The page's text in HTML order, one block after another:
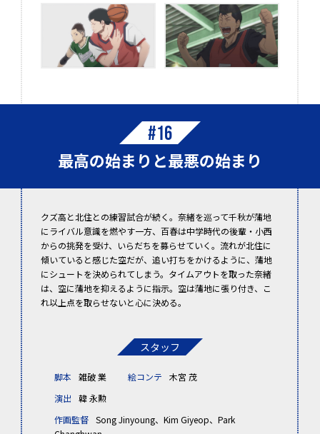
#16
最高の始まりと最悪の始まり
クズ高と北住との練習試合が続く。奈緒を巡って千秋が蒲地
にライバル意識を燃やす一方、百春は中学時代の後輩・小西
からの挑発を受け、いらだちを募らせていく。流れが北住に
傾いていると感じた空だが、追い打ちをかけるように、蒲地
にシュートを決められてしまう。タイムアウトを取った奈緒
は、空に蒲地を抑えるように指示。空は蒲地に張り付き、こ
れ以上点を取らせないと心に決める。
スタッフ
脚本 雑破 業 絵コンテ
木宮 茂
演出
韓 永勲
作画監督 Song Jinyoung、Kim Giyeop、Park